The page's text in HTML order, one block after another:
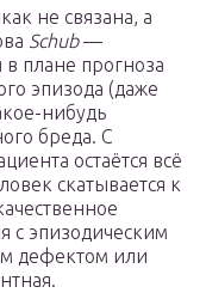
не связана, а
Schub—
в плане прогноза
эпизода (даже
нибудь
бреда. С
остаётся всё
скатывается к
с эпизодическим
дефектом или